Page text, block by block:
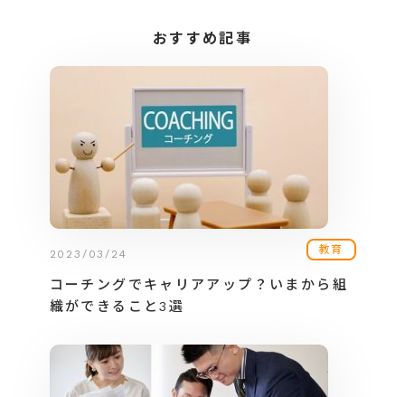
おすすめ記事
2023/03/24 教育
コーチングでキャリアアップ？いまから組
織ができること3選